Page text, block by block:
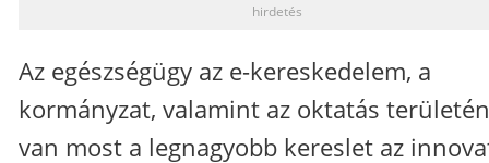
hirdetés
Az egészségügy az e-kereskedelem, a
kormányzat, valamint az oktatás területén
van most a legnagyobb kereslet az